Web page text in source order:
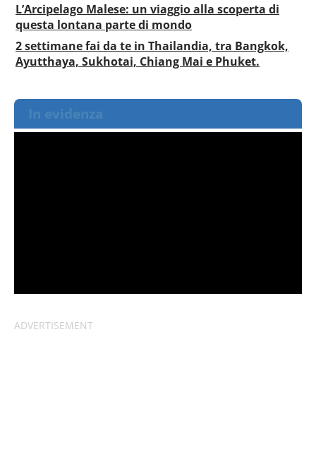
L’Arcipelago Malese: un viaggio alla scoperta di
questa lontana parte di mondo
2 settimane fai da te in Thailandia, tra Bangkok,
Ayutthaya, Sukhotai, Chiang Mai e Phuket.
In evidenza